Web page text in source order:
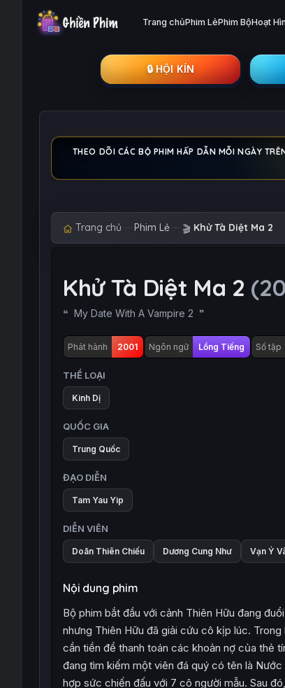
Trang chủPhim LẻPhim BộHoạt
🔒︎ HỘI KÍN
THEO DÕI CÁC BỘ PHIM HẤP DẪN MỖI NGÀY
Trang chủ Phim Lẻ 🎬 Khử Tà Diệt Ma 2
Khử Tà Diệt Ma 2
My Date With A Vampire 2
Phát hành 2001 Ngôn ngữ Lồng Tiếng Số tập
THỂ LOẠI
Kinh Dị
QUỐC GIA
Trung Quốc
ĐẠO DIỄN
Tam Yau Yip
DIỄN VIÊN
Doãn Thiên Chiếu Dương Cung Như Vạn Ỷ
Nội dung phim
Bộ phim bắt đầu với cảnh Thiên Hữu đang
nhưng Thiên Hữu đã giải cứu cô kịp lúc.
cần tiền để thanh toán các khoản nợ của thẻ
đang tìm kiếm một viên đá quý có tên là
hợp sức chiến đấu với 7 cô người mẫu. Sau